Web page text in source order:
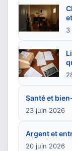
3
Santé et
23 juin 2026
Argent et
20 juin 2026